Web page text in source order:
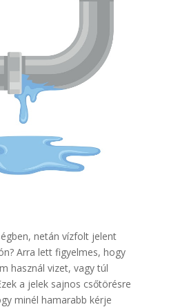
netán vízfolt jelent
Arra lett figyelmes, hogy
használ vizet, vagy túl
a jelek sajnos csőtörésre
minél hamarabb kérje